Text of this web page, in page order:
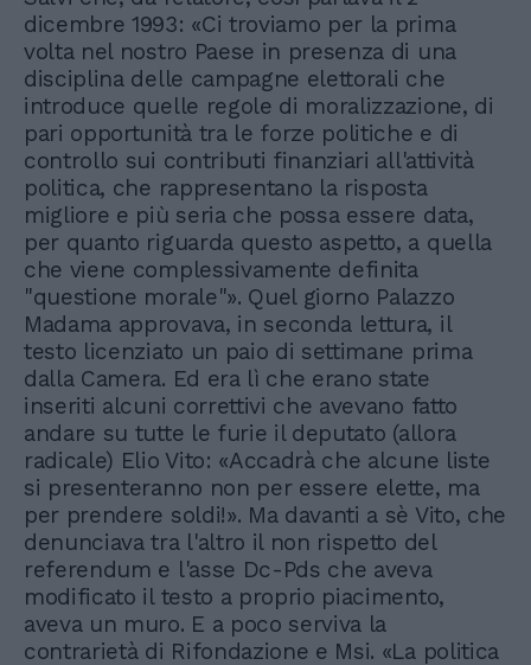
dicembre 1993: «Ci troviamo per la prima
volta nel nostro Paese in presenza di una
disciplina delle campagne elettorali che
introduce quelle regole di moralizzazione, di
pari opportunità tra le forze politiche e di
controllo sui contributi finanziari all'attività
politica, che rappresentano la risposta
migliore e più seria che possa essere data,
per quanto riguarda questo aspetto, a quella
che viene complessivamente definita
"questione morale"». Quel giorno Palazzo
Madama approvava, in seconda lettura, il
testo licenziato un paio di settimane prima
dalla Camera. Ed era lì che erano state
inseriti alcuni correttivi che avevano fatto
andare su tutte le furie il deputato (allora
radicale) Elio Vito: «Accadrà che alcune liste
si presenteranno non per essere elette, ma
per prendere soldi!». Ma davanti a sè Vito, che
denunciava tra l'altro il non rispetto del
referendum e l'asse Dc-Pds che aveva
modificato il testo a proprio piacimento,
aveva un muro. E a poco serviva la
contrarietà di Rifondazione e Msi. «La politica